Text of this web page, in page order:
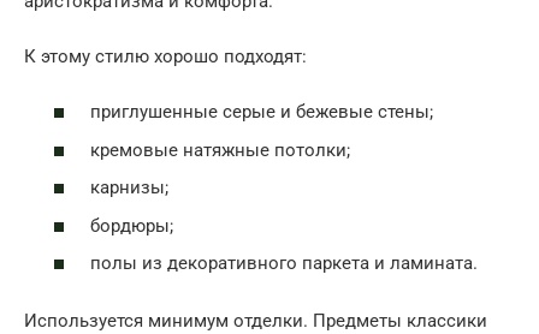
К этому стилю хорошо подходят:
приглушенные серые и бежевые стены;
кремовые натяжные потолки;
карнизы;
бордюры;
полы из декоративного паркета и ламината.
Используется минимум отделки. Предметы классики